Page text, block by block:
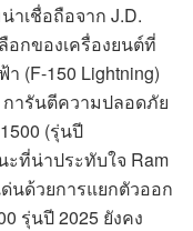
เชื่อถือจาก J.D.
อกของเครื่องยนต์ที่
(F-150 Lightning)
การันตีความปลอดภัย
(รุ่นปี
ที่น่าประทับใจ Ram
ด่นด้วยการแยกตัวออก
รุ่นปี 2025 ยังคง